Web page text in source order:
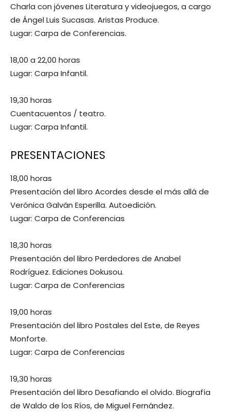
Charla con jóvenes Literatura y videojuegos, a cargo
de Ángel Luis Sucasas. Aristas Produce.
Lugar: Carpa de Conferencias.
18,00 a 22,00 horas
Lugar: Carpa Infantil.
19,30 horas
Cuentacuentos / teatro.
Lugar: Carpa Infantil.
PRESENTACIONES
18,00 horas
Presentación del libro Acordes desde el más allá de
Verónica Galván Esperilla. Autoedición.
Lugar: Carpa de Conferencias
18,30 horas
Presentación del libro Perdedores de Anabel
Rodríguez. Ediciones Dokusou.
Lugar: Carpa de Conferencias
19,00 horas
Presentación del libro Postales del Este, de Reyes
Monforte.
Lugar: Carpa de Conferencias
19,30 horas
Presentación del libro Desafiando el olvido. Biografía
de Waldo de los Ríos, de Miguel Fernández.